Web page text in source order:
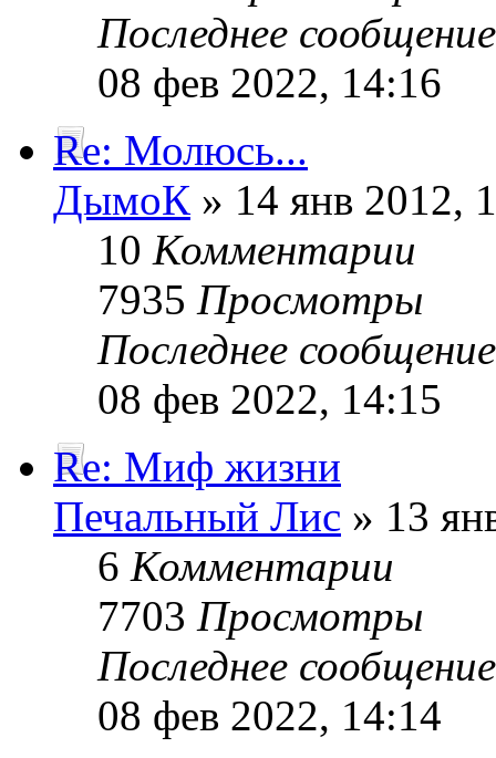
Последнее
08 фев 2022, 14:16
Re: Молюсь...
ДымоК » 14 янв 2012,
10 Комментарии
7935 Просмотры
Последнее
08 фев 2022, 14:15
Re: Миф жизни
Печальный Лис » 13
6 Комментарии
7703 Просмотры
Последнее
08 фев 2022, 14:14